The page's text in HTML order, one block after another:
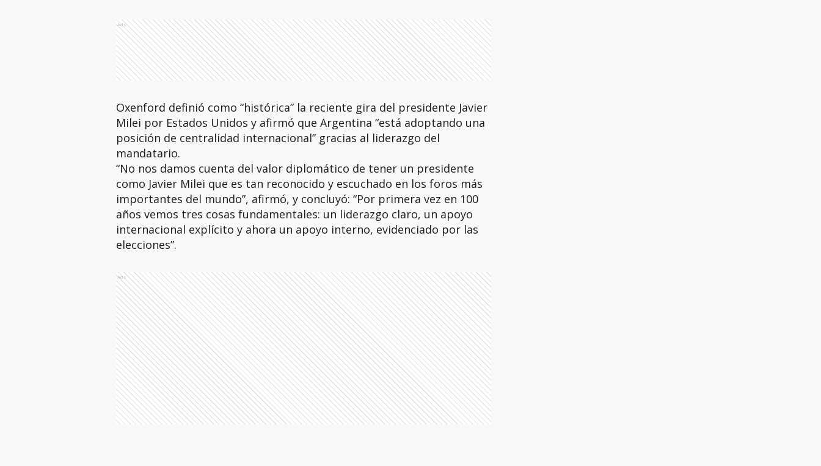
Ads
Oxenford definió como “histórica” la reciente gira del presidente Javier
Milei por Estados Unidos y afirmó que Argentina “está adoptando una
posición de centralidad internacional” gracias al liderazgo del
mandatario.
“No nos damos cuenta del valor diplomático de tener un presidente
como Javier Milei que es tan reconocido y escuchado en los foros más
importantes del mundo”, afirmó, y concluyó: “Por primera vez en 100
años vemos tres cosas fundamentales: un liderazgo claro, un apoyo
internacional explícito y ahora un apoyo interno, evidenciado por las
elecciones”.
Ads